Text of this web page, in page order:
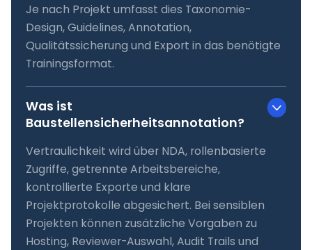
Je nach Projekt umfasst dies Taxonomie-
Design, Guidelines, Annotation,
Qualitätssicherung und Export in das benötigte
Trainingsformat.
Was ist
Baustellensicherheitsannotation?
Vertraulichkeit wird über NDA, rollenbasierte
Zugriffe, getrennte Arbeitsbereiche,
kontrollierte Exporte und klare
Projektprotokolle abgesichert. Bei sensiblen
Projekten können zusätzliche Vorgaben zu
Hosting, Reviewer-Auswahl, Audit Trails und